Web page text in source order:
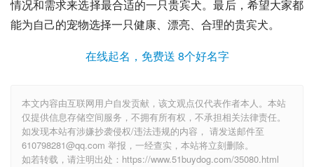
情况和需求来选择最合适的一只贵宾犬。最后，希望大家都
能为自己的宠物选择一只健康、漂亮、合理的贵宾犬。
在线起名，免费送 8个好名字
本文内容由互联网用户自发贡献，该文观点仅代表作者本人。本站
仅提供信息存储空间服务，不拥有所有权，不承担相关法律责任。
如发现本站有涉嫌抄袭侵权/违法违规的内容， 请发送邮件至
610798281@qq.com 举报，一经查实，本站将立刻删除。
如若转载，请注明出处：https://www.51buydog.com/35080.html